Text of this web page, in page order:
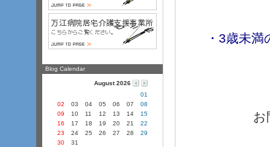
・3歳未満の
お
Blog Calendar
August 2026
01
02
03 04 05 06 07
08
09
10 11 12 13 14
15
16
17 18 19 20 21
22
23
24 25 26 27 28
29
30
31